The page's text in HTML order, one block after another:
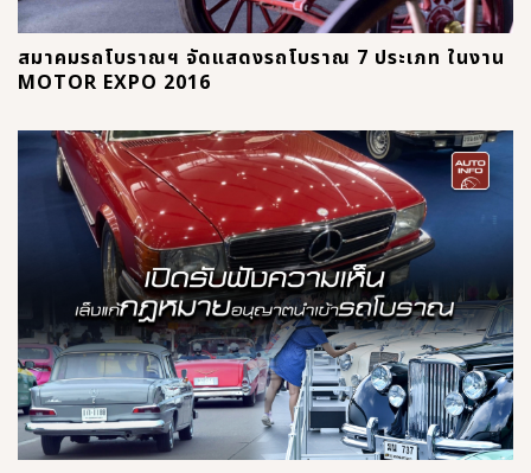
สมาคมรถโบราณฯ จัดแสดงรถโบราณ 7 ประเภท ในงาน
MOTOR EXPO 2016